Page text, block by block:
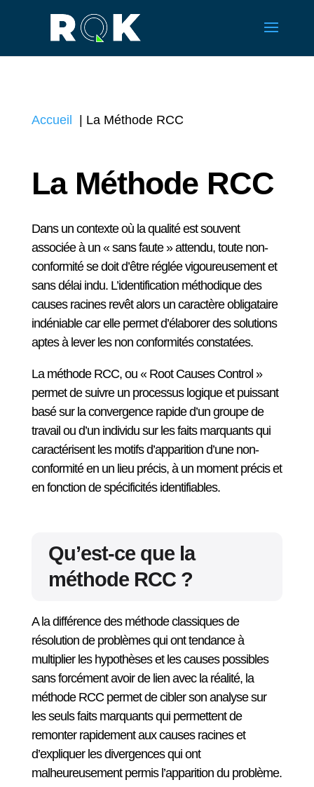
Accueil La Méthode RCC
La Méthode RCC
Dans un contexte où la qualité est souvent
associée à un « sans faute » attendu, toute non-
conformité se doit d’être réglée vigoureusement et
sans délai indu. L’identification méthodique des
causes racines revêt alors un caractère obligataire
indéniable car elle permet d’élaborer des solutions
aptes à lever les non conformités constatées.
La méthode RCC, ou « Root Causes Control »
permet de suivre un processus logique et puissant
basé sur la convergence rapide d’un groupe de
travail ou d’un individu sur les faits marquants qui
caractérisent les motifs d’apparition d’une non-
conformité en un lieu précis, à un moment précis et
en fonction de spécificités identifiables.
Qu’est-ce que la
méthode RCC ?
A la différence des méthode classiques de
résolution de problèmes qui ont tendance à
multiplier les hypothèses et les causes possibles
sans forcément avoir de lien avec la réalité, la
méthode RCC permet de cibler son analyse sur
les seuls faits marquants qui permettent de
remonter rapidement aux causes racines et
d’expliquer les divergences qui ont
malheureusement permis l’apparition du problème.